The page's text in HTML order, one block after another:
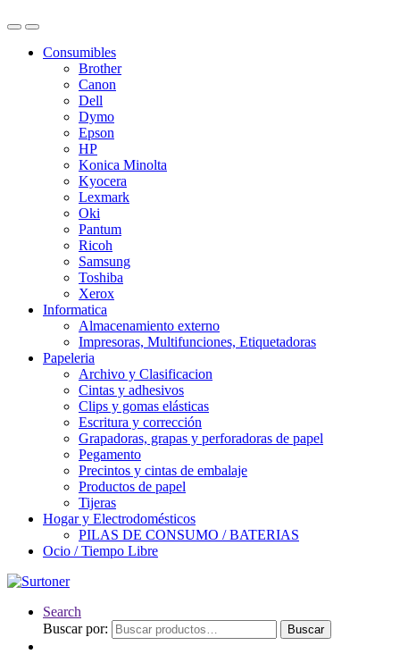
Consumibles
Brother
Canon
Dell
Dymo
Epson
HP
Konica Minolta
Kyocera
Lexmark
Oki
Pantum
Ricoh
Samsung
Toshiba
Xerox
Informatica
Almacenamiento externo
Impresoras, Multifunciones, Etiquetadoras
Papeleria
Archivo y Clasificacion
Cintas y adhesivos
Clips y gomas elásticas
Escritura y corrección
Grapadoras, grapas y perforadoras de papel
Pegamento
Precintos y cintas de embalaje
Productos de papel
Tijeras
Hogar y Electrodomésticos
PILAS DE CONSUMO / BATERIAS
Ocio / Tiempo Libre
Search
Buscar por:
Buscar